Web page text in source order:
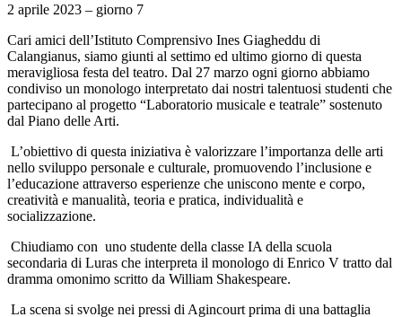
2 aprile 2023 – giorno 7
Cari amici dell’Istituto Comprensivo Ines Giagheddu di
Calangianus, siamo giunti al settimo ed ultimo giorno di questa
meravigliosa festa del teatro. Dal 27 marzo ogni giorno abbiamo
condiviso un monologo interpretato dai nostri talentuosi studenti che
partecipano al progetto “Laboratorio musicale e teatrale” sostenuto
dal Piano delle Arti.
L’obiettivo di questa iniziativa è valorizzare l’importanza delle arti
nello sviluppo personale e culturale, promuovendo l’inclusione e
l’educazione attraverso esperienze che uniscono mente e corpo,
creatività e manualità, teoria e pratica, individualità e
socializzazione.
Chiudiamo con uno studente della classe IA della scuola
secondaria di Luras che interpreta il monologo di Enrico V tratto dal
dramma omonimo scritto da William Shakespeare.
La scena si svolge nei pressi di Agincourt prima di una battaglia